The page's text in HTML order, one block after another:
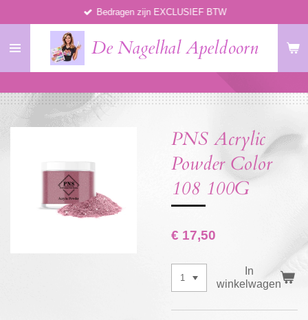
naar
hoofdinhoud
De Nagelhal Apeldoorn
Bedragen zijn EXCLUSIEF BTW
PNS Acrylic
Powder Color
108 100G
€ 17,50
In
winkelwagen